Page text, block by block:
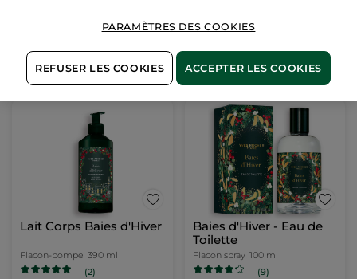
AJOUTER AU
PANIER
AJOUTER AU
PANIER
Lait Corps Baies d'Hiver
Flacon-pompe 390 ml
(2)
Baies d'Hiver - Eau de
Toilette
Flacon spray 100 ml
(9)
PARAMÈTRES DES COOKIES
REFUSER LES COOKIES ACCEPTER LES COOKIES